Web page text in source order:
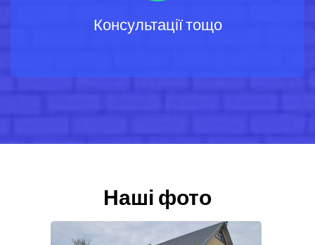
Консультації тощо
Наші фото